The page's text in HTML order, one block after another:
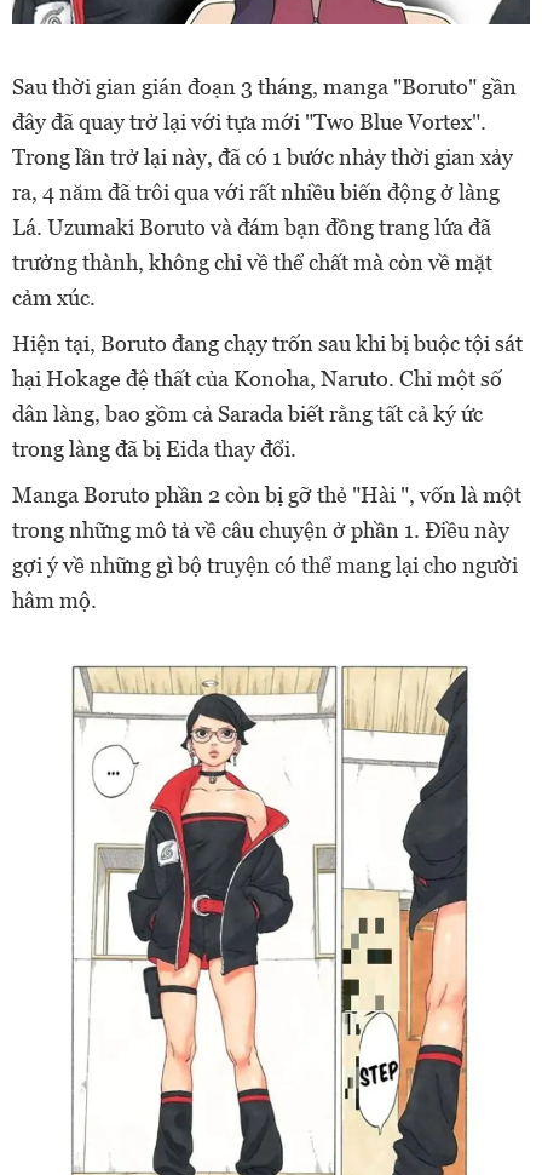
Sau thời gian gián đoạn 3 tháng, manga "Boruto" gần
đây đã quay trở lại với tựa mới "Two Blue Vortex".
Trong lần trở lại này, đã có 1 bước nhảy thời gian xảy
ra, 4 năm đã trôi qua với rất nhiều biến động ở làng
Lá. Uzumaki Boruto và đám bạn đồng trang lứa đã
trưởng thành, không chỉ về thể chất mà còn về mặt
cảm xúc.
Hiện tại, Boruto đang chạy trốn sau khi bị buộc tội sát
hại Hokage đệ thất của Konoha, Naruto. Chỉ một số
dân làng, bao gồm cả Sarada biết rằng tất cả ký ức
trong làng đã bị Eida thay đổi.
Manga Boruto phần 2 còn bị gỡ thẻ "Hài ", vốn là một
trong những mô tả về câu chuyện ở phần 1. Điều này
gợi ý về những gì bộ truyện có thể mang lại cho người
hâm mộ.